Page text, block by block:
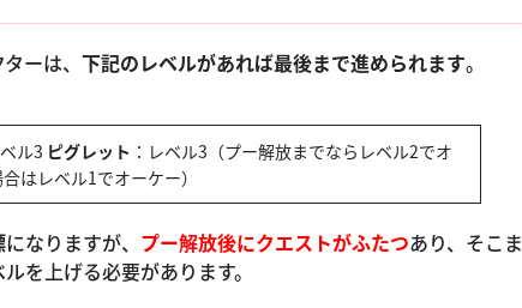
ーは、 下記のレベルがあれば最後まで進められます。
ル3 ピグレット ：レベル3（プー解放までならレベル2でオ
はレベル1でオーケー）
になりますが、 プー解放後にクエストがふたつあり、そこま
を上げる必要があります。